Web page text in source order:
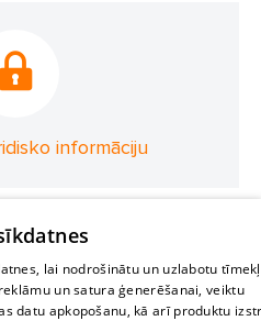
informāciju
lai nodrošinātu un uzlabotu
un satura ģenerēšanai, veiktu
datu apkopošanu, kā arī produktu